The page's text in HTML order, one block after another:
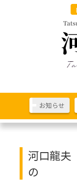
お知らせ
河口龍夫
の